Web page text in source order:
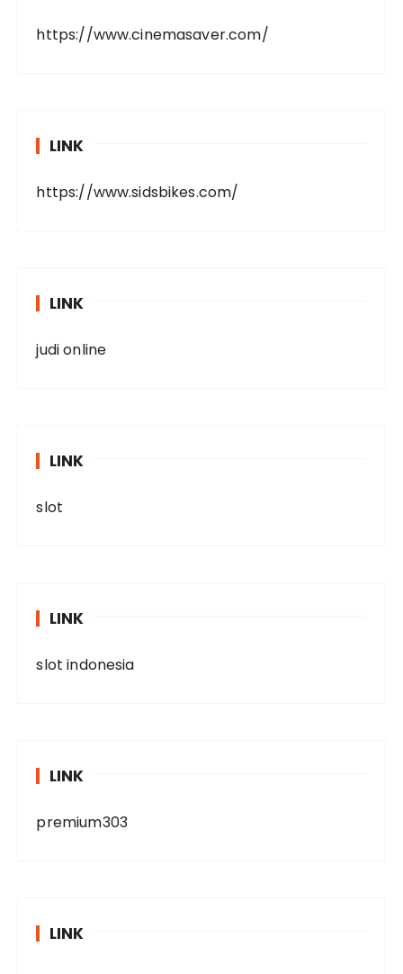
https://www.cinemasaver.com/
LINK
https://www.sidsbikes.com/
LINK
judi online
LINK
slot
LINK
slot indonesia
LINK
premium303
LINK